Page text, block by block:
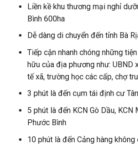
Liền kề khu thương mại nghỉ
Bình 600ha
Dễ dàng di chuyển đến tỉnh Bà
Tiếp cận nhanh chóng những
hữu của địa phương như: UBND
tế xã, trường học các cấp, chợ
3 phút là đến cụm tái định cư
5 phút là đến KCN Gò Dầu, KCN
Phước Bình
10 phút là đến Cảng hàng